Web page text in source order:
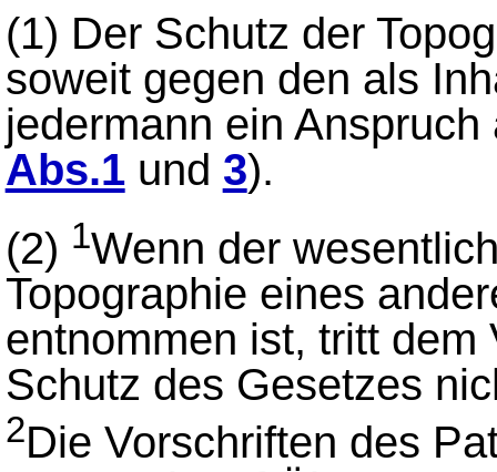
(1) Der Schutz der
soweit gegen den als
jedermann ein
Abs.1und 3).
(2) 1Wenn der
Topographie eines
entnommen ist, tritt
Schutz des Gesetzes
2Die Vorschriften des